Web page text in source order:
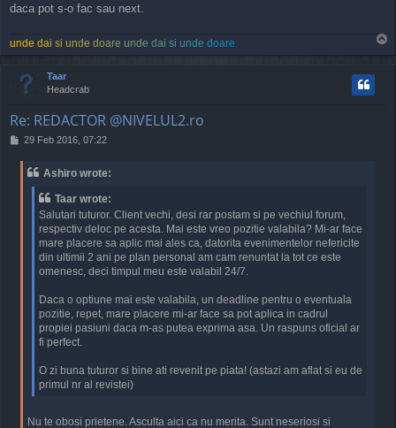
daca pot s-o fac sau next.
unde dai si unde doare unde dai si unde doare
o
Taar
Headcrab
Re: REDACTOR @NIVELUL2.ro
P29 Feb 2016, 07:22
Ashiro wrote:
Taar wrote:
Salutari tuturor. Client vechi, desi rar postam si pe vechiul forum,
respectiv deloc pe acesta. Mai este vreo pozitie valabila? Mi-ar face
mare placere sa aplic mai ales ca, datorita evenimentelor nefericite
din ultimii 2 ani pe plan personal am cam renuntat la tot ce este
omenesc, deci timpul meu este valabil 24/7.
Daca o optiune mai este valabila, un deadline pentru o eventuala
pozitie, repet, mare placere mi-ar face sa pot aplica in cadrul
propiei pasiuni daca m-as putea exprima asa. Un raspuns oficial ar
fi perfect.
O zi buna tuturor si bine ati revenit pe piata! (astazi am aflat si eu de
primul nr al revistei)
Nu te obosi prietene. Asculta aici ca nu merita. Sunt neseriosi si